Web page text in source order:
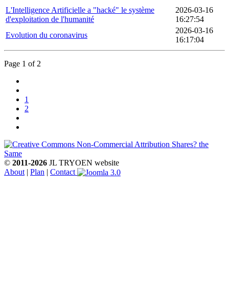
L'Intelligence Artificielle a "hacké" le système
d'exploitation de l'humanité
2026-03-16
16:27:54
Evolution du coronavirus
2026-03-16
16:17:04
Page 1 of 2
1
2
© 2011-2026 JL TRYOEN website
About | Plan | Contact